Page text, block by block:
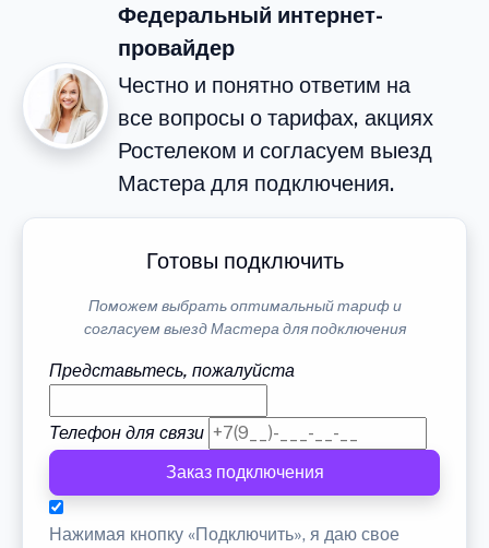
Федеральный интернет-
провайдер
Честно и понятно ответим на
все вопросы о тарифах, акциях
Ростелеком и согласуем выезд
Мастера для подключения.
Готовы подключить
Поможем выбрать оптимальный тариф и
согласуем выезд Мастера для подключения
Представьтесь, пожалуйста
Телефон для связи
Заказ подключения
Нажимая кнопку «Подключить», я даю свое